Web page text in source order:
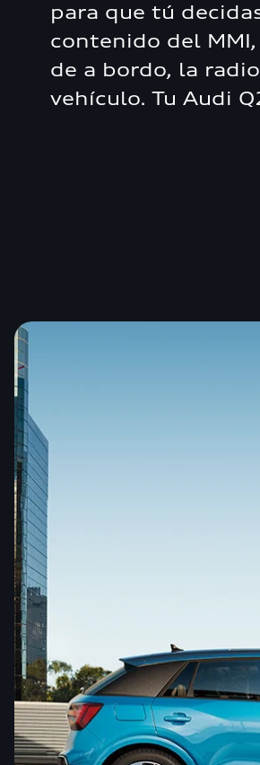
para que tú
contenido del
de a bordo, la
vehículo. Tu Audi